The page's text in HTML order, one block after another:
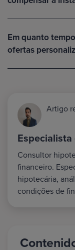
Em quanto
ofertas
Artigo
Consultor
financeiro.
hipotecária,
condições de